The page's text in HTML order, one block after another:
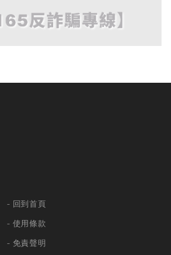
回到首頁
使用條款
免責聲明